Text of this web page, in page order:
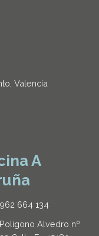
Valencia
A
962 664 134
Polígono Alvedro nº